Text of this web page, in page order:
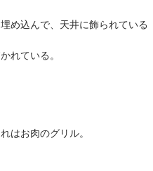
め込んで、天井に飾られている
れている。
はお肉のグリル。